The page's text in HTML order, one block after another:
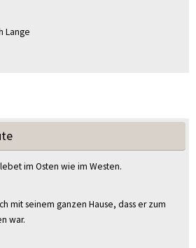
Lange
im Osten wie im Westen.
mit seinem ganzen Hause, dass er zum
war.